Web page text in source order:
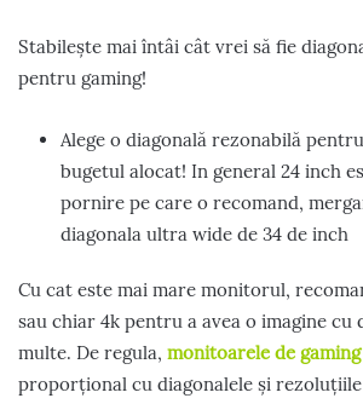
Stabilește mai întâi cât vrei să fie
pentru gaming!
Alege o diagonală rezonabilă
bugetul alocat! In general 24 inch
pornire pe care o recomand,
diagonala ultra wide de 34 de inch
Cu cat este mai mare monitorul,
sau chiar 4k pentru a avea o imagine cu
multe. De regula, monitoarele de gaming
proporțional cu diagonalele și